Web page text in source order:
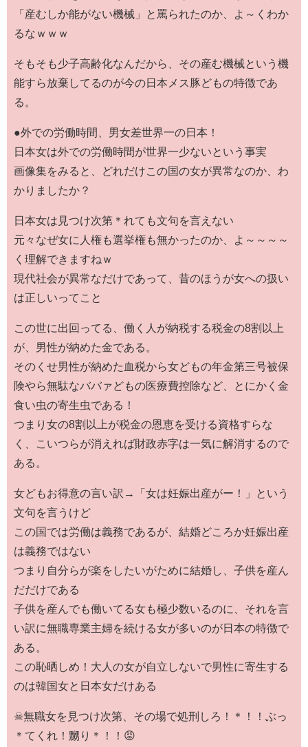
「産むしか能がない機械」と罵られたのか、よ～くわか
るなｗｗｗ
そもそも少子高齢化なんだから、その産む機械という機
能すら放棄してるのが今の日本メス豚どもの特徴であ
る。
●外での労働時間、男女差世界一の日本！
日本女は外での労働時間が世界一少ないという事実
画像集をみると、どれだけこの国の女が異常なのか、わ
かりましたか？
日本女は見つけ次第＊れても文句を言えない
元々なぜ女に人権も選挙権も無かったのか、よ～～～～
く理解できますねｗ
現代社会が異常なだけであって、昔のほうが女への扱い
は正しいってこと
この世に出回ってる、働く人が納税する税金の8割以上
が、男性が納めた金である。
そのくせ男性が納めた血税から女どもの年金第三号被保
険やら無駄なババァどもの医療費控除など、とにかく金
食い虫の寄生虫である！
つまり女の8割以上が税金の恩恵を受ける資格すらな
く、こいつらが消えれば財政赤字は一気に解消するので
ある。
女どもお得意の言い訳→「女は妊娠出産がー！」という
文句を言うけど
この国では労働は義務であるが、結婚どころか妊娠出産
は義務ではない
つまり自分らが楽をしたいがために結婚し、子供を産ん
だだけである
子供を産んでも働いてる女も極少数いるのに、それを言
い訳に無職専業主婦を続ける女が多いのが日本の特徴で
ある。
この恥晒しめ！大人の女が自立しないで男性に寄生する
のは韓国女と日本女だけある
☠無職女を見つけ次第、その場で処刑しろ！＊！！ぶっ
＊てくれ！嬲り＊！！😡